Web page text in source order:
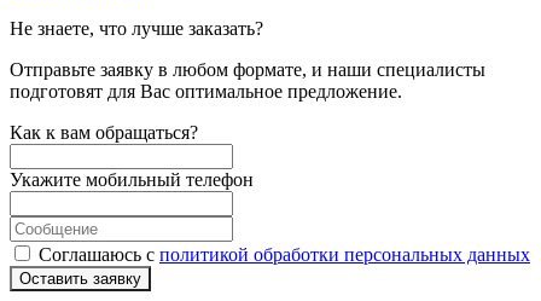
Не знаете, что лучше заказать?
Отправьте заявку в любом формате, и наши специалисты
подготовят для Вас оптимальное предложение.
Как к вам обращаться?
Укажите мобильный телефон
Соглашаюсь с политикой обработки персональных данных
Оставить заявку